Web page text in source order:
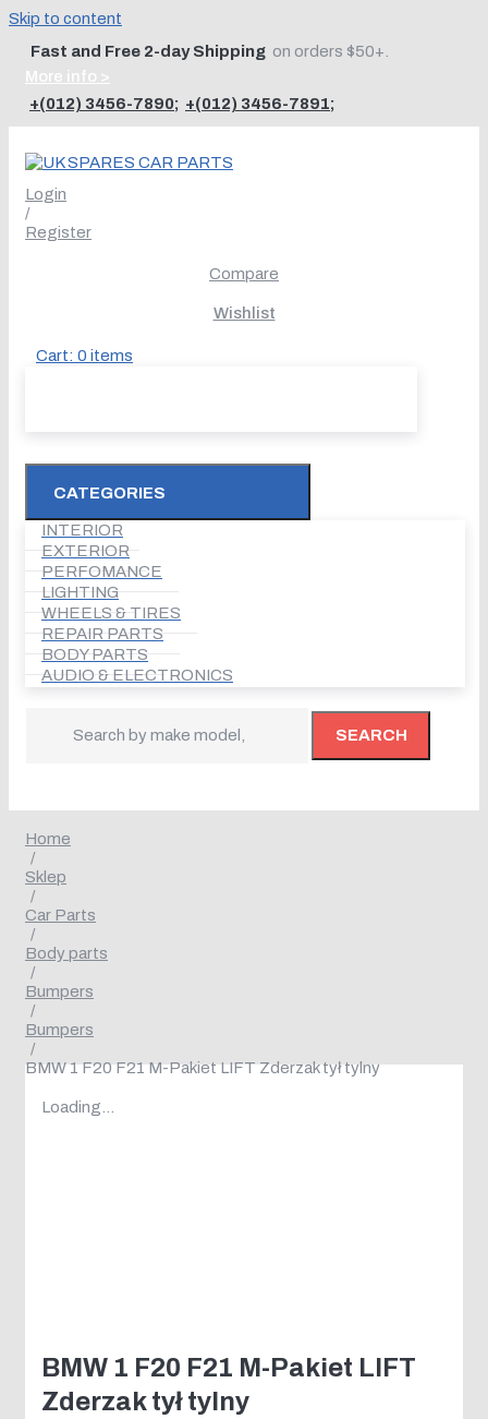
Skip to content
Fast and Free 2-day Shipping on orders $50+.
More info >
+(012) 3456-7890; +(012) 3456-7891;
Login
/
Register
Compare
Wishlist
Cart: 0 items
CATEGORIES
INTERIOR
EXTERIOR
PERFOMANCE
LIGHTING
WHEELS & TIRES
REPAIR PARTS
BODY PARTS
AUDIO & ELECTRONICS
SEARCH
Home
/
Sklep
/
Car Parts
/
Body parts
/
Bumpers
/
Bumpers
/
BMW 1 F20 F21 M-Pakiet LIFT Zderzak tył tylny
Loading...
BMW 1 F20 F21 M-Pakiet LIFT
Zderzak tył tylny